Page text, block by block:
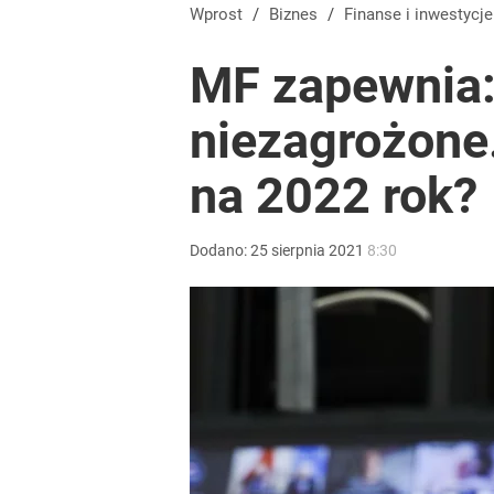
Tego sondażu premier nie może zlekceważyć.
Blisko 200 tys. takich aktów w rok. Polacy
Tajemnica paragonów grozy. Tak restauratorzy
Wprost / Biznes / Finanse i inwestycje
MF
na 2022 rok?
Dodano:25 sierpnia 2021 8:30